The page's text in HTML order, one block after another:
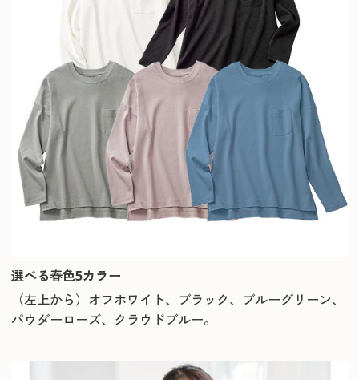
選べる春色5カラー
（左上から）オフホワイト、ブラック、ブルーグリーン、
パウダーローズ、クラウドブルー。